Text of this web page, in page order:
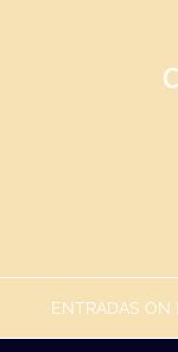
ENTRADAS ON